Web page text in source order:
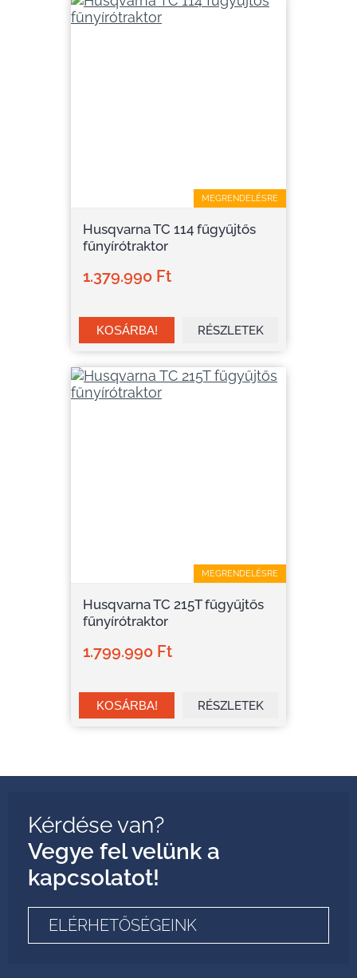
MEGRENDELÉSRE
Husqvarna TC 114 fűgyűjtős
fűnyírótraktor
1.379.990 Ft
RÉSZLETEK
MEGRENDELÉSRE
Husqvarna TC 215T fűgyűjtős
fűnyírótraktor
1.799.990 Ft
RÉSZLETEK
Kérdése van?
Vegye fel velünk a
kapcsolatot!
ELÉRHETŐSÉGEINK